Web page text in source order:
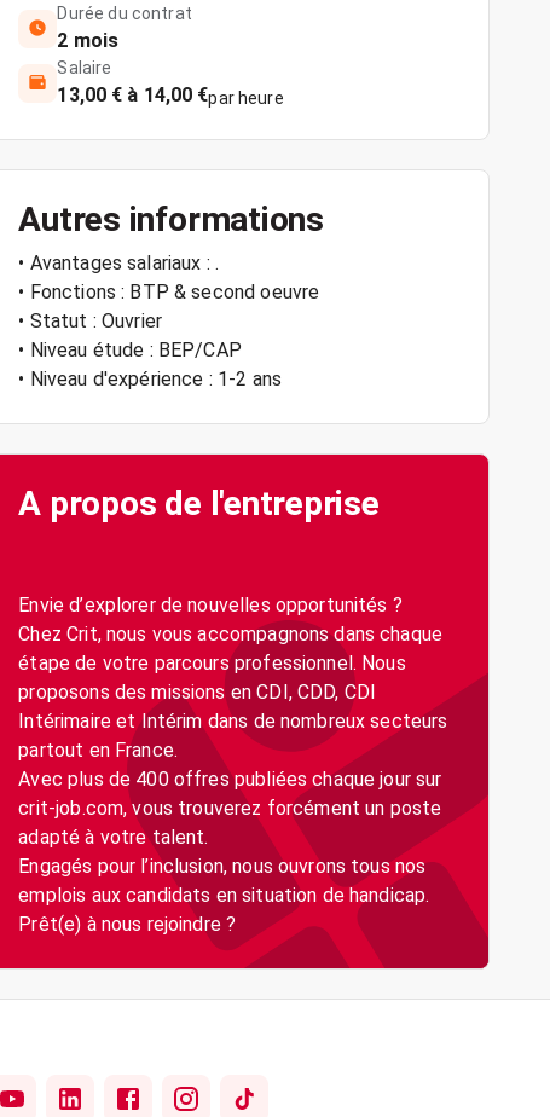
Durée du contrat
2 mois
Salaire
13,00 € à 14,00 €par heure
Autres informations
• Avantages salariaux : .
• Fonctions : BTP & second oeuvre
• Statut : Ouvrier
• Niveau étude : BEP/CAP
• Niveau d'expérience : 1-2 ans
A propos de l'entreprise
Envie d’explorer de nouvelles opportunités ?
Chez Crit, nous vous accompagnons dans chaque
étape de votre parcours professionnel. Nous
proposons des missions en CDI, CDD, CDI
Intérimaire et Intérim dans de nombreux secteurs
partout en France.
Avec plus de 400 offres publiées chaque jour sur
crit-job.com, vous trouverez forcément un poste
adapté à votre talent.
Engagés pour l’inclusion, nous ouvrons tous nos
emplois aux candidats en situation de handicap.